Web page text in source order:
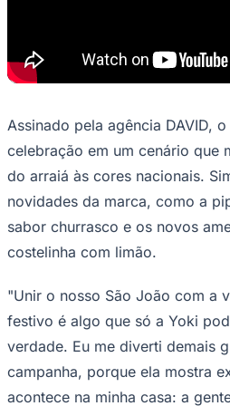
espírito do futebol.
Para embalar esse momento, o
como protagonista a cantora
embaixadora oficial da marca,
sertaneja à tradição das festas
junina e o futebol. Para assistir
aqui.